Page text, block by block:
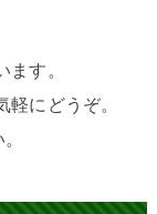
す。
にどうぞ。